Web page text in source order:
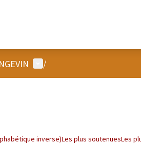
Menu utilisateur
/
inverse)Les plus soutenuesLes